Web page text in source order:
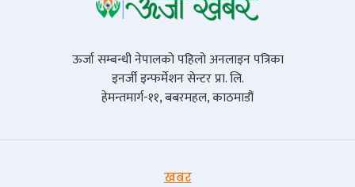
ऊर्जा सम्बन्धी नेपालको पहिलो अनलाइन पत्रिका
इनर्जी इन्फर्मेशन सेन्टर प्रा. लि.
हेमन्तमार्ग-११, बबरमहल, काठमाडौं
खबर